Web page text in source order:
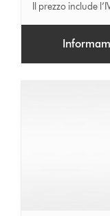
Il prezzo include